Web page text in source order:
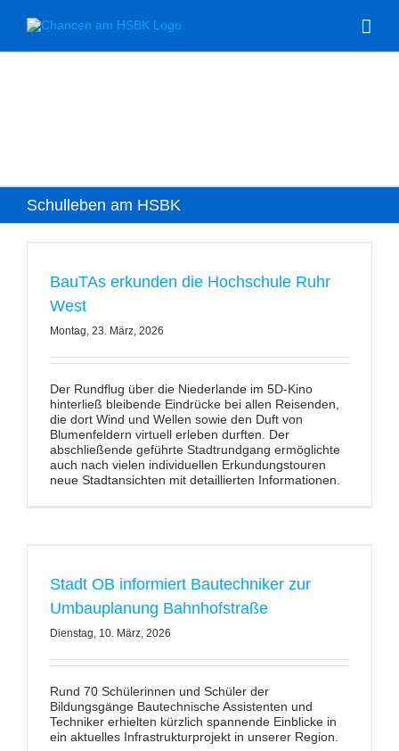
Inhalt
springen
Schulleben am HSBK
BauTAs erkunden die Hochschule Ruhr
West
Montag, 23. März, 2026
Der Rundflug über die Niederlande im 5D-Kino
hinterließ bleibende Eindrücke bei allen Reisenden,
die dort Wind und Wellen sowie den Duft von
Blumenfeldern virtuell erleben durften. Der
abschließende geführte Stadtrundgang ermöglichte
auch nach vielen individuellen Erkundungstouren
neue Stadtansichten mit detaillierten Informationen.
Stadt OB informiert Bautechniker zur
Umbauplanung Bahnhofstraße
Dienstag, 10. März, 2026
Rund 70 Schülerinnen und Schüler der
Bildungsgänge Bautechnische Assistenten und
Techniker erhielten kürzlich spannende Einblicke in
ein aktuelles Infrastrukturprojekt in unserer Region.